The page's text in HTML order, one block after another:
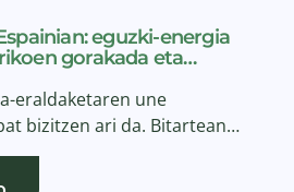
eguzki-energia
gorakada eta…
eraldaketaren une
bizitzen ari da. Bitartean…